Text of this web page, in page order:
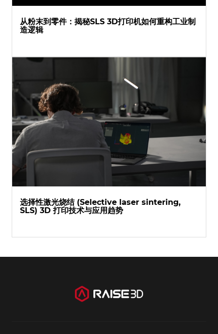
从粉末到零件：揭秘SLS 3D打印机如何重构工业制
造逻辑
选择性激光烧结 (Selective laser sintering,
SLS) 3D 打印技术与应用趋势